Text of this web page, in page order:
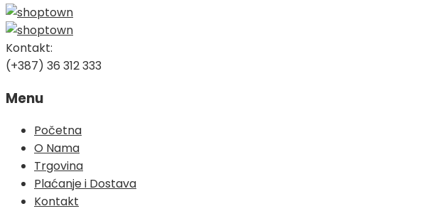
Kontakt:
(+387) 36 312 333
Menu
Skip
content
Početna
O Nama
Trgovina
Plaćanje i Dostava
Kontakt